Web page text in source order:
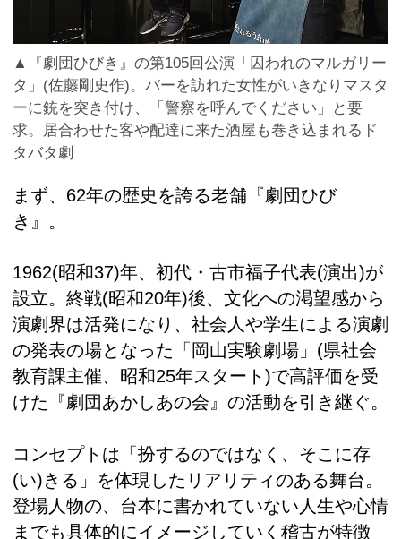
▲『劇団ひびき』の第105回公演「囚われのマルガリー
タ」(佐藤剛史作)。バーを訪れた女性がいきなりマスタ
ーに銃を突き付け、「警察を呼んでください」と要
求。居合わせた客や配達に来た酒屋も巻き込まれるド
タバタ劇
まず、62年の歴史を誇る老舗『劇団ひび
き』。
1962(昭和37)年、初代・古市福子代表(演出)が
設立。終戦(昭和20年)後、文化への渇望感から
演劇界は活発になり、社会人や学生による演劇
の発表の場となった「岡山実験劇場」(県社会
教育課主催、昭和25年スタート)で高評価を受
けた『劇団あかしあの会』の活動を引き継ぐ。
コンセプトは「扮するのではなく、そこに存
(い)きる」を体現したリアリティのある舞台。
登場人物の、台本に書かれていない人生や心情
までも具体的にイメージしていく稽古が特徴